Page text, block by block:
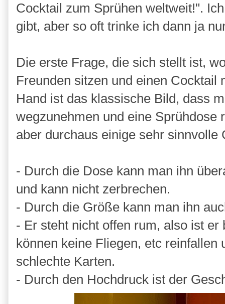
Cocktail zum Sprühen weltweit!".
gibt, aber so oft trinke ich dann ja
Die erste Frage, die sich stellt ist,
Freunden sitzen und einen
Hand ist das klassische Bild, dass
wegzunehmen und eine
aber durchaus einige sehr
- Durch die Dose kann man ihn
und kann nicht zerbrechen.
- Durch die Größe kann man ihn
- Er steht nicht offen rum, also ist
können keine Fliegen, etc reinfallen
schlechte Karten.
- Durch den Hochdruck ist der